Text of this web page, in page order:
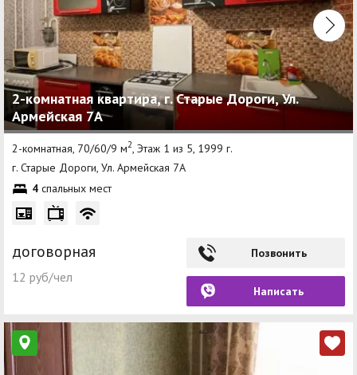
2-комнатная квартира, г. Старые Дороги, Ул.
Армейская 7А
2-комнатная, 70/60/9 м2, Этаж 1 из 5, 1999 г.
г. Старые Дороги, Ул. Армейская 7А
4 спальных мест
договорная
12 руб/чел
Позвонить
Написать